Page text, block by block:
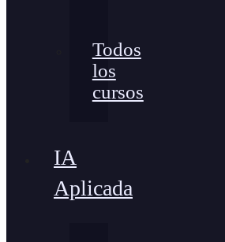
Todos
los
cursos
IA
Aplicada